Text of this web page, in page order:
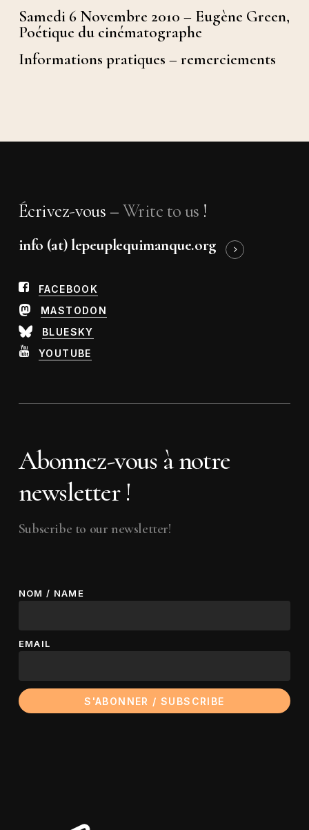
Samedi 6 Novembre 2010 – Eugène Green,
Poétique du cinématographe
Informations pratiques – remerciements
Écrivez-vous –Write to us !
info (at) lepeuplequimanque.org
FACEBOOK
MASTODON
BLUESKY
YOUTUBE
Abonnez-vous à notre
newsletter !
Subscribe to our newsletter!
NOM / NAME
EMAIL